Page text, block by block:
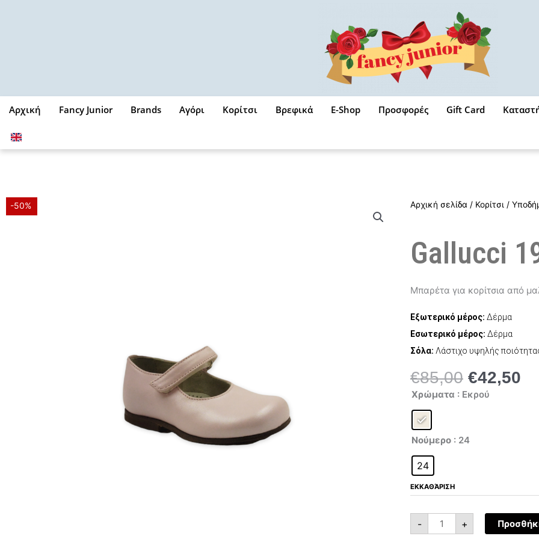
Αρχική Fancy Junior Brands Αγόρι Κορίτσι Βρεφικά E-Shop Προσφορές Gift Card
-50% Αρχική σελίδα / Κορίτσι /
Gallucci
Μπαρέτα για κορίτσια από
Εξωτερικό μέρος: Δέρμα
Εσωτερικό μέρος: Δέρμα
Σόλα: Λάστιχο υψηλής
€85,00 Original
price
€42,50
Χρώματα : Εκρού
Νούμερο : 24
24
ΕΚΚΑΘΆΡΙΣΗ
-
Gallucci
1905B
ποσότητα
+